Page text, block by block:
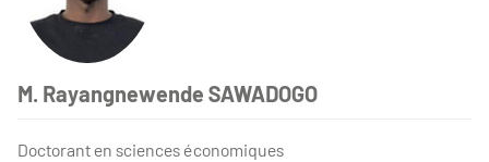
M. Rayangnewende SAWADOGO
Doctorant en sciences économiques